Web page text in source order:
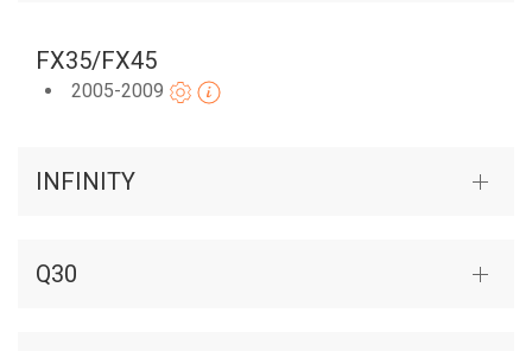
FX35/FX45
2005-2009
INFINITY
Q30